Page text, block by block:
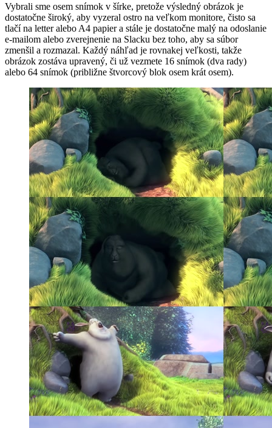
Vybrali sme osem snímok v šírke, pretože výsledný obrázok je
dostatočne široký, aby vyzeral ostro na veľkom monitore, čisto sa
tlačí na letter alebo A4 papier a stále je dostatočne malý na odoslanie
e-mailom alebo zverejnenie na Slacku bez toho, aby sa súbor
zmenšil a rozmazal. Každý náhľad je rovnakej veľkosti, takže
obrázok zostáva upravený, či už vezmete 16 snímok (dva rady)
alebo 64 snímok (približne štvorcový blok osem krát osem).